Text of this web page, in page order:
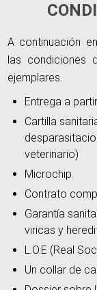
A continuación
las condiciones
ejemplares.
Entrega a
Cartilla
veterinario)
Microchip.
Contrato
Garantía
viricas y
L.O.E (Real
Un collar de